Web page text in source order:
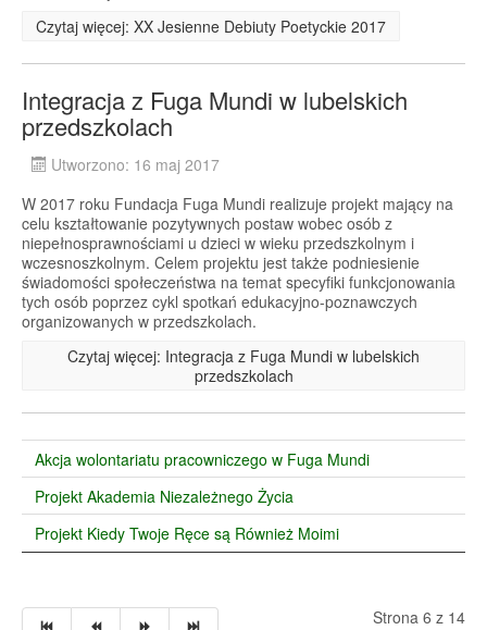
Czytaj więcej: XX Jesienne Debiuty Poetyckie 2017
Integracja z Fuga Mundi w lubelskich
przedszkolach
Utworzono: 16 maj 2017
W 2017 roku Fundacja Fuga Mundi realizuje projekt mający na
celu kształtowanie pozytywnych postaw wobec osób z
niepełnosprawnościami u dzieci w wieku przedszkolnym i
wczesnoszkolnym. Celem projektu jest także podniesienie
świadomości społeczeństwa na temat specyfiki funkcjonowania
tych osób poprzez cykl spotkań edukacyjno-poznawczych
organizowanych w przedszkolach.
Czytaj więcej: Integracja z Fuga Mundi w lubelskich
przedszkolach
Akcja wolontariatu pracowniczego w Fuga Mundi
Projekt Akademia Niezależnego Życia
Projekt Kiedy Twoje Ręce są Również Moimi
Strona 6 z 14